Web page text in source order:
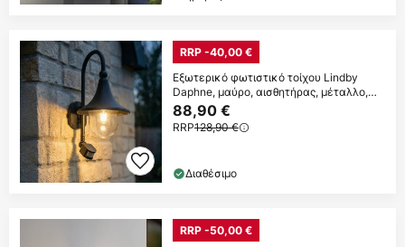
RRP -40,00 €
Εξωτερικό φωτιστικό τοίχου Lindby
Daphne, μαύρο, αισθητήρας, μέταλλο,
E27
88,90 €
RRP128,90 €
Διαθέσιμο
RRP -50,00 €